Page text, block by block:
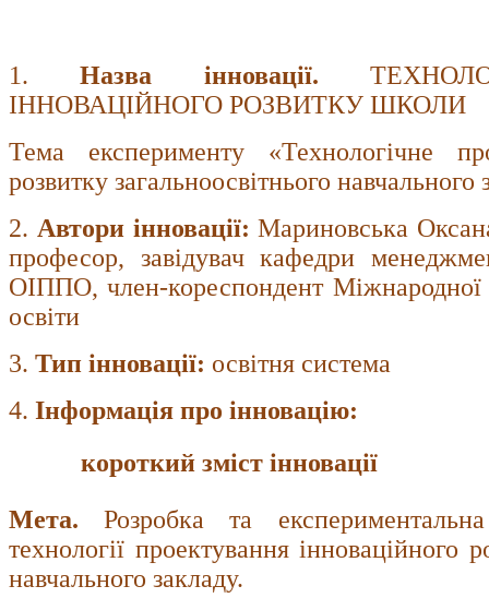
1. Назва інновації.
ІННОВАЦІЙНОГО РОЗВИТКУ ШКОЛИ
Тема експерименту «Технологічне
розвитку загальноосвітнього навчального
2. Автори інновації: Мариновська
професор, завідувач кафедри
ОІППО, член-кореспондент Міжнародної
освіти
3. Тип інновації: освітня система
4. Інформація про інновацію:
короткий зміст інновації
Мета. Розробка та
технології проектування інноваційного
навчального закладу.